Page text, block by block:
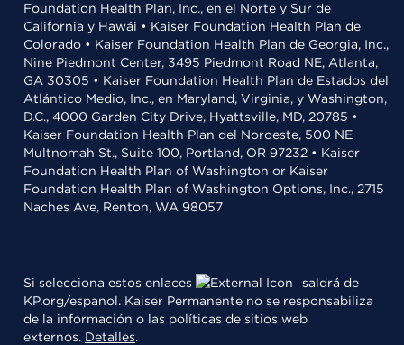
Foundation Health Plan, Inc., en el Norte y Sur de
California y Hawái • Kaiser Foundation Health Plan de
Colorado • Kaiser Foundation Health Plan de Georgia, Inc.,
Nine Piedmont Center, 3495 Piedmont Road NE, Atlanta,
GA 30305 • Kaiser Foundation Health Plan de Estados del
Atlántico Medio, Inc., en Maryland, Virginia, y Washington,
D.C., 4000 Garden City Drive, Hyattsville, MD, 20785 •
Kaiser Foundation Health Plan del Noroeste, 500 NE
Multnomah St., Suite 100, Portland, OR 97232 • Kaiser
Foundation Health Plan of Washington or Kaiser
Foundation Health Plan of Washington Options, Inc., 2715
Naches Ave, Renton, WA 98057
Si selecciona estos enlaces
saldrá de
KP.org/espanol. Kaiser Permanente no se responsabiliza
de la información o las políticas de sitios web
externos. Detalles.